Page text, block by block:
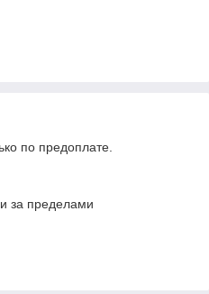
по предоплате.
за пределами